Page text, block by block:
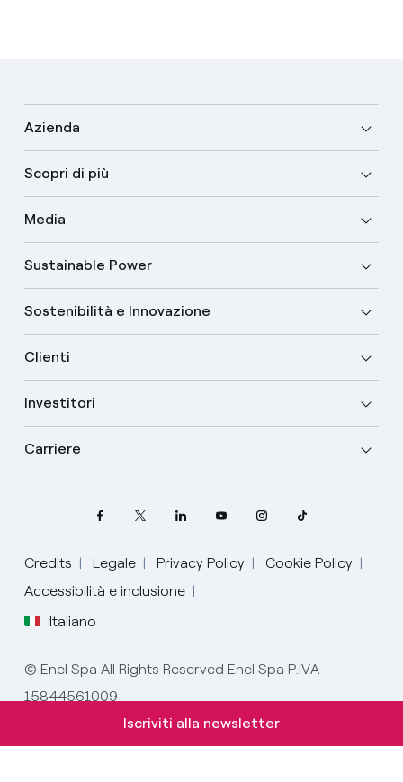
Azienda
Scopri di più
Media
Sustainable Power
Sostenibilità e Innovazione
Clienti
Investitori
Carriere
Credits Legale Privacy Policy
Cookie Policy
Accessibilità e inclusione
Italiano
Seleziona la tua lingua
Inglese
Spagnolo
© Enel Spa All Rights Reserved Enel Spa P.IVA
15844561009
Iscriviti alla newsletter